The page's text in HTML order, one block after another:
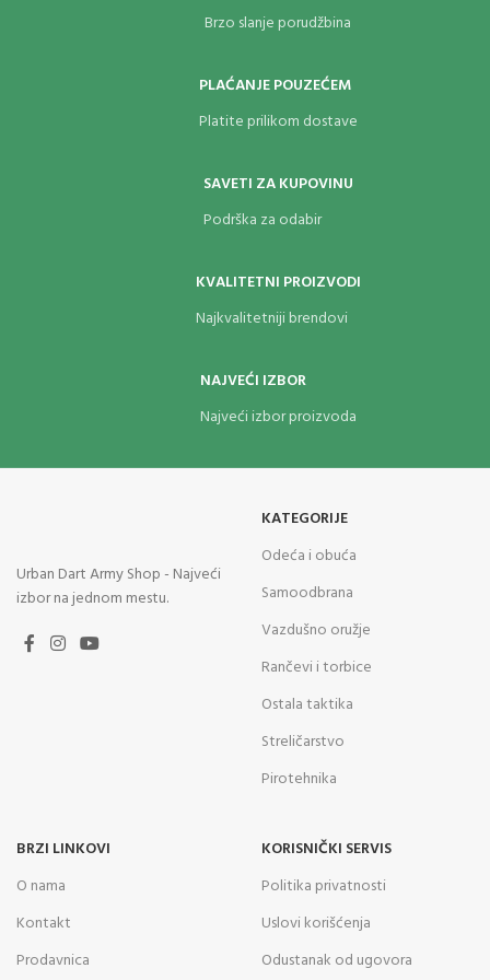
Brzo slanje porudžbina
PLAĆANJE POUZEĆEM
Platite prilikom dostave
SAVETI ZA KUPOVINU
Podrška za odabir
KVALITETNI PROIZVODI
Najkvalitetniji brendovi
NAJVEĆI IZBOR
Najveći izbor proizvoda
Urban Dart Army Shop - Najveći
izbor na jednom mestu.
KATEGORIJE
Odeća i obuća
Samoodbrana
Vazdušno oružje
Rančevi i torbice
Ostala taktika
Streličarstvo
Pirotehnika
BRZI LINKOVI
O nama
Kontakt
Prodavnica
KORISNIČKI SERVIS
Politika privatnosti
Uslovi korišćenja
Odustanak od ugovora